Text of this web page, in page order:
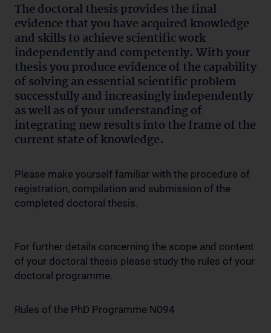
The doctoral thesis provides the final
evidence that you have acquired knowledge
and skills to achieve scientific work
independently and competently. With your
thesis you produce evidence of the capability
of solving an essential scientific problem
successfully and increasingly independently
as well as of your understanding of
integrating new results into the frame of the
current state of knowledge.
Please make yourself familiar with the procedure of
registration, compilation and submission of the
completed doctoral thesis.
For further details concerning the scope and content
of your doctoral thesis please study the rules of your
doctoral programme.
Rules of the PhD Programme N094